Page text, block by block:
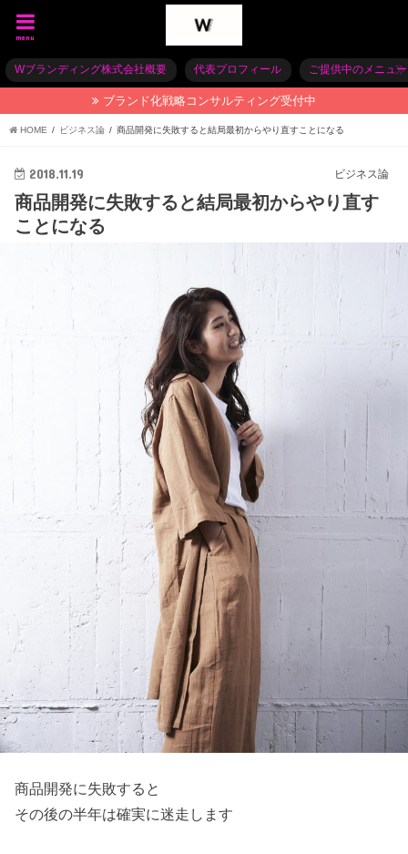
menu
Wブランディング株式会社概要 代表プロフィール ご提供中のメニュー
ブランド化戦略コンサルティング受付中
HOME ビジネス論 商品開発に失敗すると結局最初からやり直すことになる
ビジネス論
2018.11.19
商品開発に失敗すると結局最初からやり直す
ことになる
商品開発に失敗すると
その後の半年は確実に迷走します